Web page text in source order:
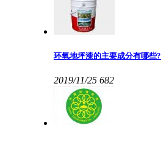
环氧地坪漆的主要成分有哪些?
2019/11/25 682